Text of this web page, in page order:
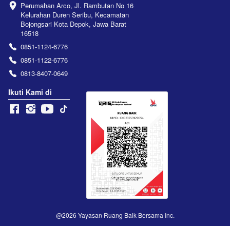
Perumahan Arco, Jl. Rambutan No 16
Kelurahan Duren Seribu, Kecamatan
Bojongsari Kota Depok, Jawa Barat
16518
0851-1124-6776
0851-1122-6776
0813-8407-0649
Ikuti Kami di
@2026 Yayasan Ruang Baik Bersama Inc.